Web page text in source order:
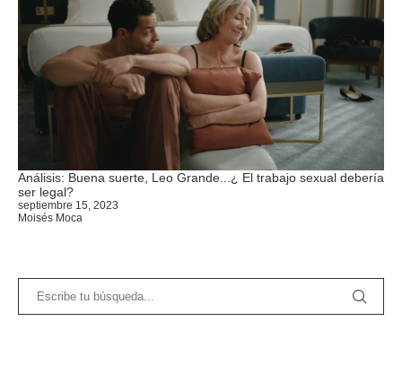
Análisis: Buena suerte, Leo Grande...¿ El trabajo sexual debería
ser legal?
septiembre 15, 2023
Moisés Moca